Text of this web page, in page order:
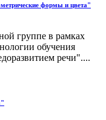
формы и цвета"
группе в рамках
обучения
речи"....